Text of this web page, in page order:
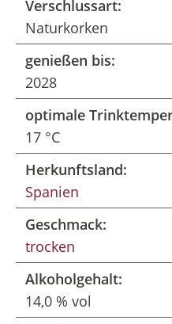
Verschlussart:
Naturkorken
genießen bis:
2028
optimale
17 °C
Herkunftsland:
Spanien
Geschmack:
trocken
Alkoholgehalt:
14,0 % vol